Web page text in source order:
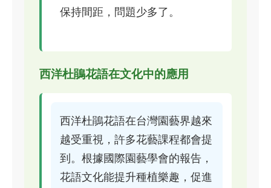
保持間距，問題少多了。
西洋杜鵑花語在文化中的應用
西洋杜鵑花語在台灣園藝界越來
越受重視，許多花藝課程都會提
到。根據國際園藝學會的報告，
花語文化能提升種植樂趣，促進